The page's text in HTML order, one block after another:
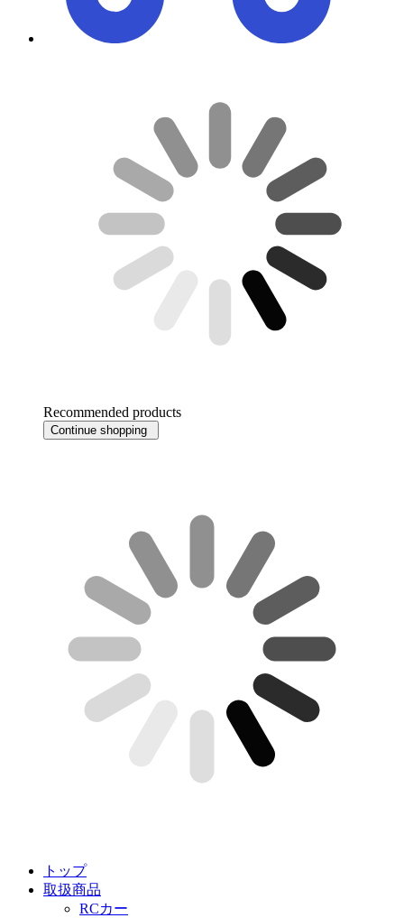
Recommended products
Continue shopping
トップ
取扱商品
RCカー